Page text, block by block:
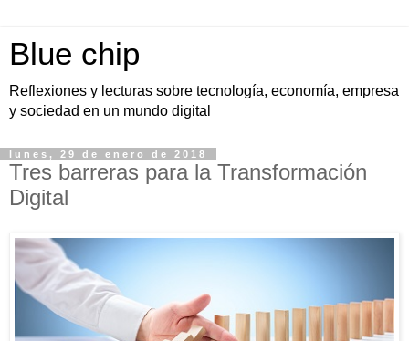
Blue chip
Reflexiones y lecturas sobre tecnología, economía, empresa
y sociedad en un mundo digital
lunes, 29 de enero de 2018
Tres barreras para la Transformación
Digital